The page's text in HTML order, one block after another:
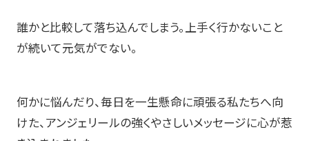
誰かと比較して落ち込んでしまう。上手く行かないこと
が続いて元気がでない。
何かに悩んだり、毎日を一生懸命に頑張る私たちへ向
けた、アンジェリールの強くやさしいメッセージに心が惹